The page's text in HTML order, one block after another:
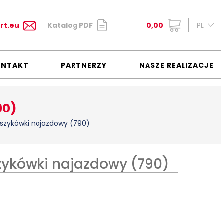
Katalog PDF 0,00 PL
PARTNERZY NASZE REALIZACJE
najazdowy (790)
najazdowy (790)